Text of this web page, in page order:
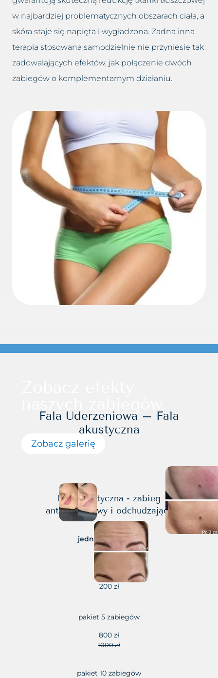
w najbardziej problematycznych obszarach ciała, a
skóra staje się napięta i wygładzona. Żadna inna
terapia stosowana samodzielnie nie przyniesie tak
zadowalających efektów, jak połączenie dwóch
zabiegów o komplementarnym działaniu.
Zobacz galerię
Fala Uderzeniowa – Fala
akustyczna
Fala akustyczna - zabieg
antycellulitowy i odchudzający
jedna partia ciała
200 zł
pakiet 5 zabiegów
800 zł
1000 zł
pakiet 10 zabiegów